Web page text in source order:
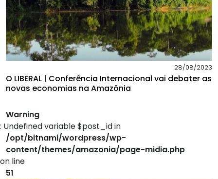
28/08/2023
O LIBERAL | Conferência Internacional vai debater as
novas economias na Amazônia
Warning
: Undefined variable $post_id in
/opt/bitnami/wordpress/wp-
content/themes/amazonia/page-midia.php
on line
51